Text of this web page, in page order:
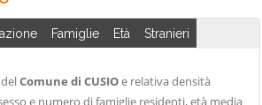
Terme
Santa Brigida
Sarnico
Schilpario
Famiglie Età Stranieri
Comune di CUSIOe relativa densità
e numero di famiglie residenti, età media